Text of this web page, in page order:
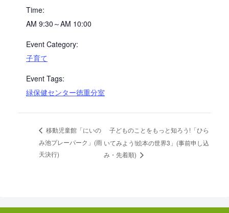
Time:
AM 9:30～AM 10:00
Event Category:
子育て
Event Tags:
緑保健センター徳重分室
移動児童館「にいの
み池プレーパーク」(雨
天決行)
子どものことをもっと知ろう!「ひら
いてみよう!絵本の世界3」(事前申し込
み・先着順)